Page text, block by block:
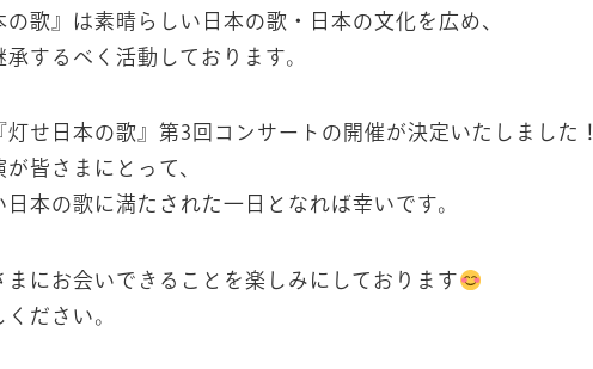
の歌』は素晴らしい日本の歌・日本の文化を広め、
承するべく活動しております。
灯せ日本の歌』第3回コンサートの開催が決定いたしました！
皆さまにとって、
日本の歌に満たされた一日となれば幸いです。
まにお会いできることを楽しみにしております
ださい。